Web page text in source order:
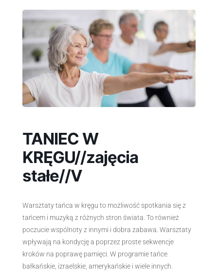
TANIEC W
KRĘGU//zajęcia
stałe//V
Warsztaty tańca w kręgu to możliwość spotkania się z
tańcem i muzyką z różnych stron świata. To również
poczucie wspólnoty z innymi i dobra zabawa. Warsztaty
wpływają na kondycję a poprzez proste sekwencje
kroków na poprawę pamięci. W programie tańce
bałkańskie, izraelskie, amerykańskie i wiele innych.